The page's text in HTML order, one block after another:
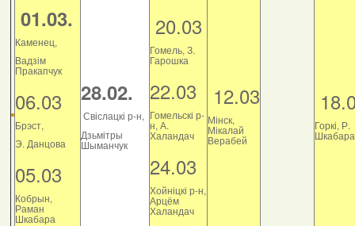
01.03.
Каменец,
Вадзім
Пракапчук
06.03
Брэст,
Э. Данцова
05.03
Кобрын,
Раман
Шкабара
28.02.
Свіслацкі р-н,
Дзьмітры
Шыманчук
20.03
Гомель, З.
Гарошка
22.03
Гомельскі р-
н, А.
Халандач
24.03
Хойніцкі р-н,
Арцём
Халандач
12.03
Мінск,
Мікалай
Верабей
Горкі, Р.
Шкабара